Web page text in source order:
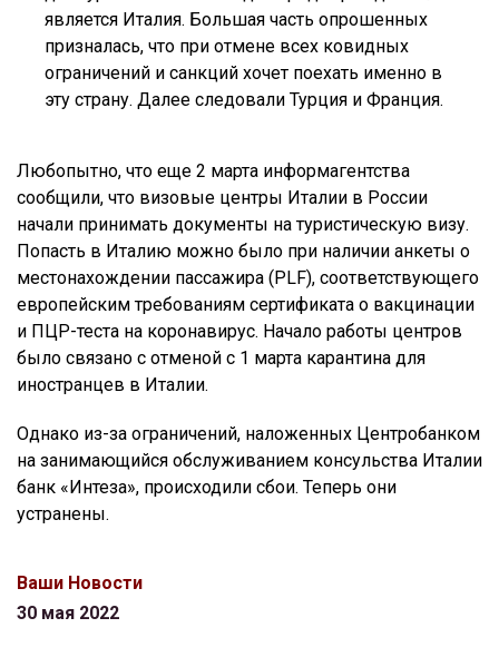
является Италия. Большая часть опрошенных
призналась, что при отмене всех ковидных
ограничений и санкций хочет поехать именно в
эту страну. Далее следовали Турция и Франция.
Любопытно, что еще 2 марта информагентства
сообщили, что визовые центры Италии в России
начали принимать документы на туристическую визу.
Попасть в Италию можно было при наличии анкеты о
местонахождении пассажира (PLF), соответствующего
европейским требованиям сертификата о вакцинации
и ПЦР-теста на коронавирус. Начало работы центров
было связано с отменой с 1 марта карантина для
иностранцев в Италии.
Однако из-за ограничений, наложенных Центробанком
на занимающийся обслуживанием консульства Италии
банк «Интеза», происходили сбои. Теперь они
устранены.
Ваши Новости
30 мая 2022